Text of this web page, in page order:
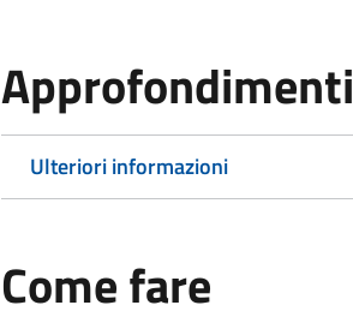
Approfondimenti
Ulteriori informazioni
Come fare